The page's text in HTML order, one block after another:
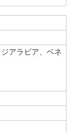
アラビア、ベネ